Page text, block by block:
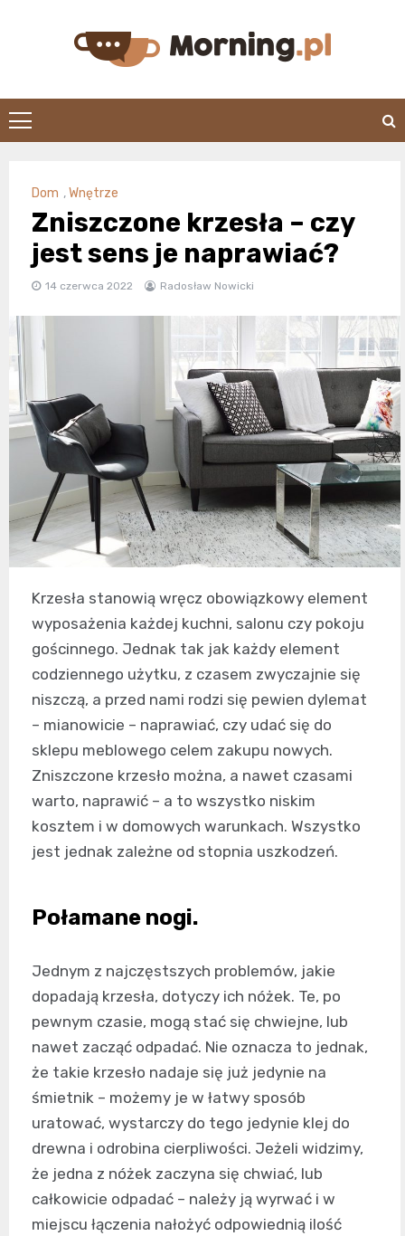
morning.pl
Dom ,Wnętrze
Zniszczone krzesła – czy
jest sens je naprawiać?
14 czerwca 2022 Radosław Nowicki
Krzesła stanowią wręcz obowiązkowy element
wyposażenia każdej kuchni, salonu czy pokoju
gościnnego. Jednak tak jak każdy element
codziennego użytku, z czasem zwyczajnie się
niszczą, a przed nami rodzi się pewien dylemat
– mianowicie – naprawiać, czy udać się do
sklepu meblowego celem zakupu nowych.
Zniszczone krzesło można, a nawet czasami
warto, naprawić – a to wszystko niskim
kosztem i w domowych warunkach. Wszystko
jest jednak zależne od stopnia uszkodzeń.
Połamane nogi.
Jednym z najczęstszych problemów, jakie
dopadają krzesła, dotyczy ich nóżek. Te, po
pewnym czasie, mogą stać się chwiejne, lub
nawet zacząć odpadać. Nie oznacza to jednak,
że takie krzesło nadaje się już jedynie na
śmietnik – możemy je w łatwy sposób
uratować, wystarczy do tego jedynie klej do
drewna i odrobina cierpliwości. Jeżeli widzimy,
że jedna z nóżek zaczyna się chwiać, lub
całkowicie odpadać – należy ją wyrwać i w
miejscu łączenia nałożyć odpowiednią ilość